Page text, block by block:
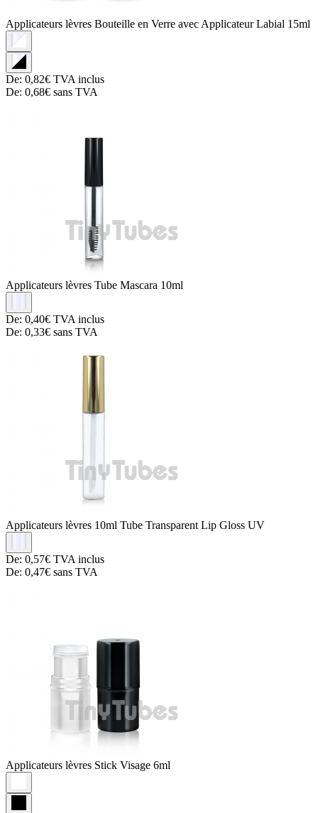
Applicateurs lèvres Bouteille en Verre avec Applicateur Labial 15ml
De: 0,82€ TVA inclus
De: 0,68€ sans TVA
Applicateurs lèvres Tube Mascara 10ml
De: 0,40€ TVA inclus
De: 0,33€ sans TVA
Applicateurs lèvres 10ml Tube Transparent Lip Gloss UV
De: 0,57€ TVA inclus
De: 0,47€ sans TVA
Applicateurs lèvres Stick Visage 6ml